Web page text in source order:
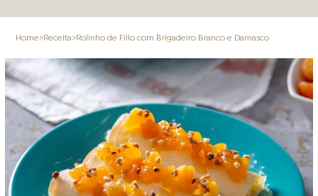
ONDE COMPRAR LOJAS AROSA
DISTRIBUIDORES E
REPRESENTANTES
Home>Receita>Rolinho de Fillo com Brigadeiro Branco e Damasco